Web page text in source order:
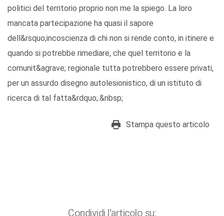
politici del territorio proprio non me la spiego. La loro
mancata partecipazione ha quasi il sapore
dell&rsquo;incoscienza di chi non si rende conto, in itinere e
quando si potrebbe rimediare, che quel territorio e la
comunit&agrave; regionale tutta potrebbero essere privati,
per un assurdo disegno autolesionistico, di un istituto di
ricerca di tal fatta&rdquo;.&nbsp;
Stampa questo articolo
Condividi l'articolo su: